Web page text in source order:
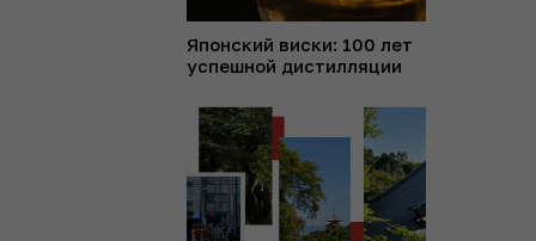
Японский виски: 100 лет
успешной дистилляции